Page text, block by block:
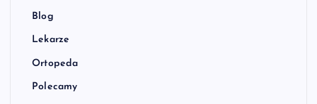
Blog
Lekarze
Ortopeda
Polecamy